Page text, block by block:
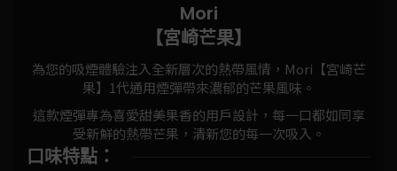
Mori
【宮崎芒果】
為您的吸煙體驗注入全新層次的熱帶風情，Mori【宮崎芒
果】1代通用煙彈帶來濃郁的芒果風味。
這款煙彈專為喜愛甜美果香的用戶設計，每一口都如同享
受新鮮的熱帶芒果，清新您的每一次吸入。
口味特點：